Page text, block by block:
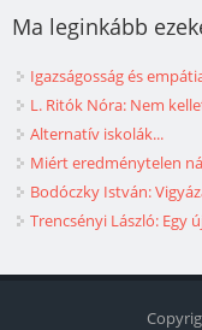
Ma leginkább
Igazságosság és
L. Ritók Nóra: Nem
Alternatív iskolák...
Miért eredménytelen
Bodóczky István:
Trencsényi László: Egy